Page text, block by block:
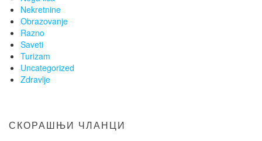
Nekretnine
Obrazovanje
Razno
Saveti
Turizam
Uncategorized
Zdravlje
СКОРАШЊИ ЧЛАНЦИ